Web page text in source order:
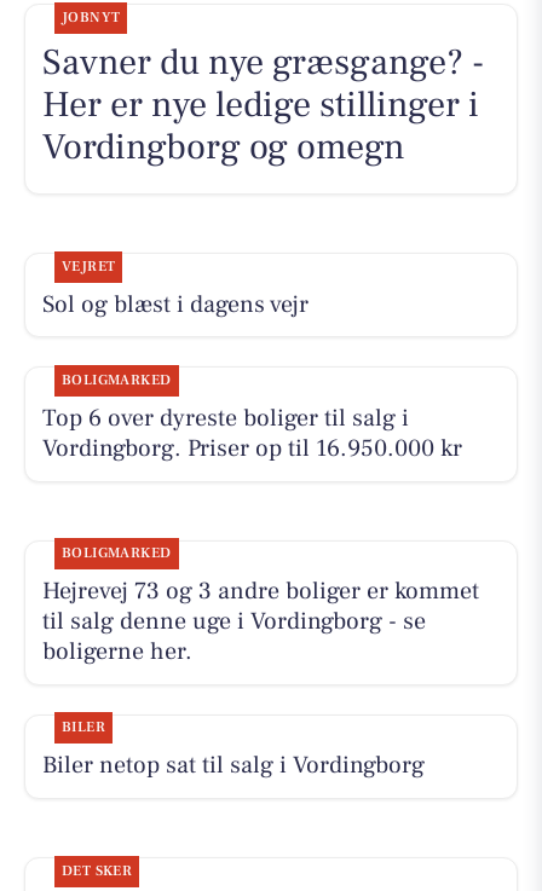
JOBNYT
Savner du nye græsgange? -
Her er nye ledige stillinger i
Vordingborg og omegn
VEJRET
Sol og blæst i dagens vejr
BOLIGMARKED
Top 6 over dyreste boliger til salg i
Vordingborg. Priser op til 16.950.000 kr
BOLIGMARKED
Hejrevej 73 og 3 andre boliger er kommet
til salg denne uge i Vordingborg - se
boligerne her.
BILER
Biler netop sat til salg i Vordingborg
DET SKER